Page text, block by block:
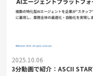
2025.10.06
3分動画で紹介：ASCII